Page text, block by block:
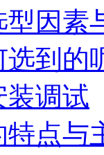
型因素
选到的
装调试
特点与